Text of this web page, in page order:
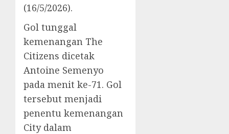
(16/5/2026).
Gol tunggal
kemenangan The
Citizens dicetak
Antoine Semenyo
pada menit ke-71. Gol
tersebut menjadi
penentu kemenangan
City dalam